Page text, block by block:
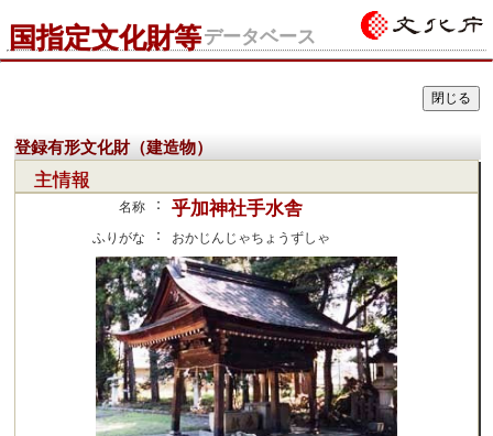
国指定文化財等データベース
登録有形文化財（建造物）
主情報
名称 ： 乎加神社手水舎
ふりがな ： おかじんじゃちょうずしゃ